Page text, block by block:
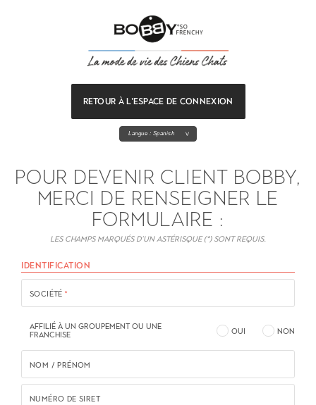
RETOUR À L'ESPACE DE CONNEXION
Langue : Spanish
POUR DEVENIR CLIENT BOBBY,
MERCI DE RENSEIGNER LE
FORMULAIRE :
Les champs marqués d’un astérisque (*) sont requis.
IDENTIFICATION
SOCIÉTÉ*
OUI NON
AFFILIÉ À UN GROUPEMENT OU UNE
FRANCHISE
NOM / PRÉNOM
NUMÉRO DE SIRET